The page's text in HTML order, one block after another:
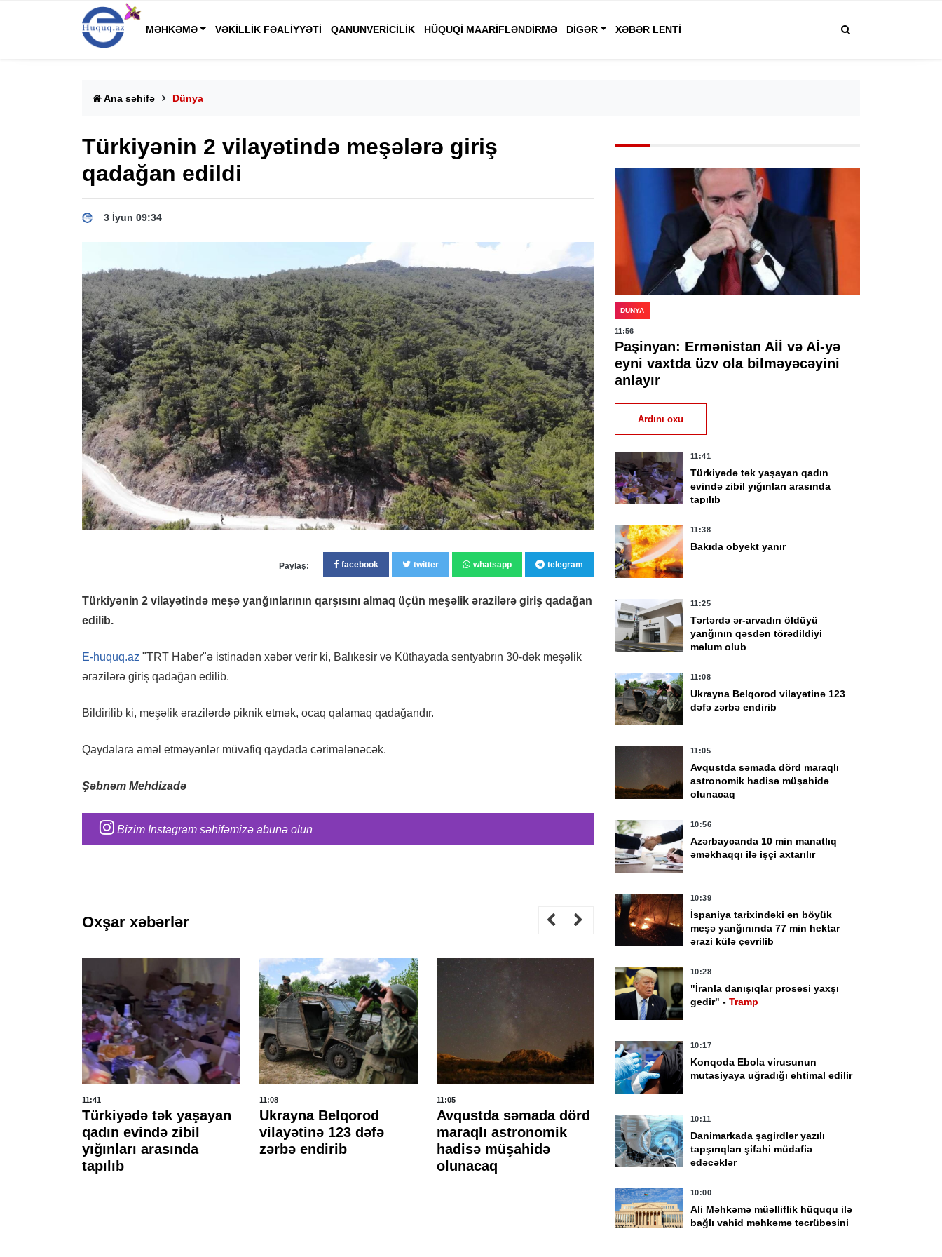
MƏHKƏMƏ VƏKILLIK FƏALIYYƏTI QANUNVERICILIK HÜQUQI MAARIFLƏNDIRMƏ DIGƏR XƏBƏR LENTI
Ana səhifə Dünya
Türkiyənin 2 vilayətində meşələrə giriş
qadağan edildi
3 İyun 09:34
Paylaş: facebook twitter whatsapp telegram
Türkiyənin 2 vilayətində meşə yanğınlarının qarşısını almaq üçün meşəlik ərazilərə giriş qadağan
edilib.
E-huquq.az "TRT Haber"ə istinadən xəbər verir ki, Balıkesir və Küthayada sentyabrın 30-dək meşəlik
ərazilərə giriş qadağan edilib.
Bildirilib ki, meşəlik ərazilərdə piknik etmək, ocaq qalamaq qadağandır.
Qaydalara əməl etməyənlər müvafiq qaydada cərimələnəcək.
Şəbnəm Mehdizadə
Bizim Instagram səhifəmizə abunə olun
Oxşar xəbərlər
11:41
Türkiyədə tək yaşayan
qadın evində zibil
yığınları arasında
tapılıb
11:08
Ukrayna Belqorod
vilayətinə 123 dəfə
zərbə endirib
11:05
Avqustda səmada dörd
maraqlı astronomik
hadisə müşahidə
olunacaq
İspaniya tarixindəki ən
böyük meşə yanğınında
77 min hektar ərazi
külə çevrilib
prosesi yaxşı gedir" -
Tramp
DÜNYA
11:56
Paşinyan: Ermənistan Aİİ və Aİ-yə
eyni vaxtda üzv ola bilməyəcəyini
anlayır
Ardını oxu
11:41
Türkiyədə tək yaşayan qadın
evində zibil yığınları arasında
tapılıb
11:38
Bakıda obyekt yanır
11:25
Tərtərdə ər-arvadın öldüyü
yanğının qəsdən törədildiyi
məlum olub
11:08
Ukrayna Belqorod vilayətinə 123
dəfə zərbə endirib
11:05
Avqustda səmada dörd maraqlı
astronomik hadisə müşahidə
olunacaq
10:56
Azərbaycanda 10 min manatlıq
əməkhaqqı ilə işçi axtarılır
10:39
İspaniya tarixindəki ən böyük
meşə yanğınında 77 min hektar
ərazi külə çevrilib
10:28
"İranla danışıqlar prosesi yaxşı
gedir" - Tramp
10:17
Konqoda Ebola virusunun
mutasiyaya uğradığı ehtimal edilir
10:11
Danimarkada şagirdlər yazılı
tapşırıqları şifahi müdafiə
edəcəklər
10:00
Ali Məhkəmə müəlliflik hüququ ilə
bağlı vahid məhkəmə təcrübəsini